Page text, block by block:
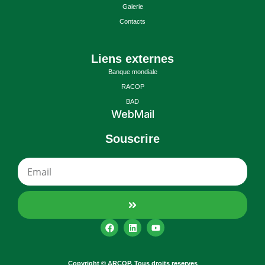
Galerie
Contacts
Liens externes
Banque mondiale
RACOP
BAD
WebMail
Souscrire
Copyright © ARCOP. Tous droits reserves